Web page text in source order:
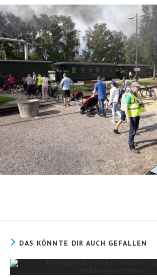
DAS KÖNNTE DIR AUCH GEFALLEN